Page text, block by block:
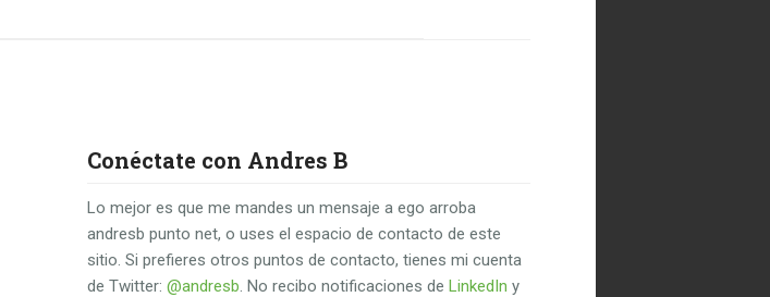
Conéctate con Andres B
Lo mejor es que me mandes un mensaje a ego arroba
andresb punto net, o uses el espacio de contacto de este
sitio. Si prefieres otros puntos de contacto, tienes mi cuenta
de Twitter:@andresb. No recibo notificaciones deLinkedIn y